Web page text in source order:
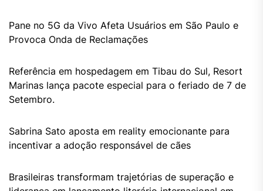
Pane no 5G da Vivo Afeta Usuários em São Paulo e
Provoca Onda de Reclamações
Referência em hospedagem em Tibau do Sul, Resort
Marinas lança pacote especial para o feriado de 7 de
Setembro.
Sabrina Sato aposta em reality emocionante para
incentivar a adoção responsável de cães
Brasileiras transformam trajetórias de superação e